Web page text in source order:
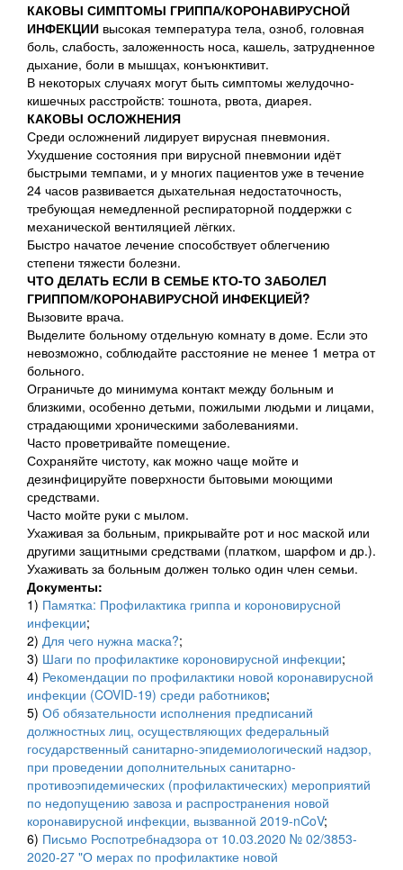
КАКОВЫ СИМПТОМЫ ГРИППА/КОРОНАВИРУСНОЙ
ИНФЕКЦИИ высокая температура тела, озноб, головная
боль, слабость, заложенность носа, кашель, затрудненное
дыхание, боли в мышцах, конъюнктивит.
В некоторых случаях могут быть симптомы желудочно-
кишечных расстройств: тошнота, рвота, диарея.
КАКОВЫ ОСЛОЖНЕНИЯ
Среди осложнений лидирует вирусная пневмония.
Ухудшение состояния при вирусной пневмонии идёт
быстрыми темпами, и у многих пациентов уже в течение
24 часов развивается дыхательная недостаточность,
требующая немедленной респираторной поддержки с
механической вентиляцией лёгких.
Быстро начатое лечение способствует облегчению
степени тяжести болезни.
ЧТО ДЕЛАТЬ ЕСЛИ В СЕМЬЕ КТО-ТО ЗАБОЛЕЛ
ГРИППОМ/КОРОНАВИРУСНОЙ ИНФЕКЦИЕЙ?
Вызовите врача.
Выделите больному отдельную комнату в доме. Если это
невозможно, соблюдайте расстояние не менее 1 метра от
больного.
Ограничьте до минимума контакт между больным и
близкими, особенно детьми, пожилыми людьми и лицами,
страдающими хроническими заболеваниями.
Часто проветривайте помещение.
Сохраняйте чистоту, как можно чаще мойте и
дезинфицируйте поверхности бытовыми моющими
средствами.
Часто мойте руки с мылом.
Ухаживая за больным, прикрывайте рот и нос маской или
другими защитными средствами (платком, шарфом и др.).
Ухаживать за больным должен только один член семьи.
Документы:
1) Памятка: Профилактика гриппа и короновирусной
инфекции;
2) Для чего нужна маска?;
3) Шаги по профилактике короновирусной инфекции;
4) Рекомендации по профилактики новой коронавирусной
инфекции (COVID-19) среди работников;
5) Об обязательности исполнения предписаний
должностных лиц, осуществляющих федеральный
государственный санитарно-эпидемиологический надзор,
при проведении дополнительных санитарно-
противоэпидемических (профилактических) мероприятий
по недопущению завоза и распространения новой
коронавирусной инфекции, вызванной 2019-nCoV;
6) Письмо Роспотребнадзора от 10.03.2020 № 02/3853-
2020-27 "О мерах по профилактике новой